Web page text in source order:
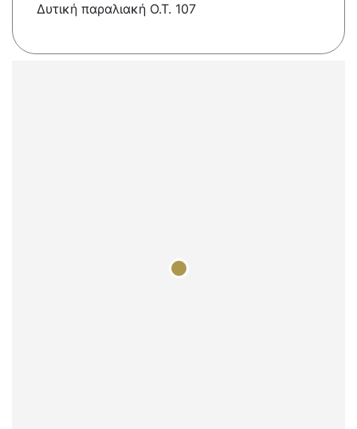
Δυτική παραλιακή Ο.Τ. 107